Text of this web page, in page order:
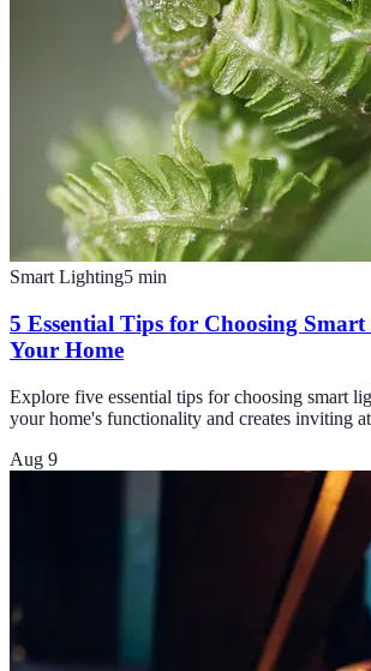
Smart Lighting5 min
5 Essential Tips for Choosing
Your Home
Explore five essential tips for choosing smart
your home's functionality and creates inviting
Aug 9